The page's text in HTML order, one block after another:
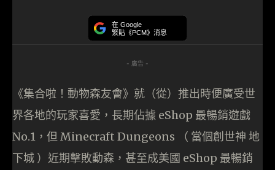
在 Google
緊貼《PCM》消息
- 廣告 -
《集合啦！動物森友會》就（從）推出時便廣受世
界各地的玩家喜愛，長期佔據 eShop 最暢銷遊戲
No.1，但 Minecraft Dungeons （ 當個創世神 地
下城 ）近期擊敗動森，甚至成美國 eShop 最暢銷